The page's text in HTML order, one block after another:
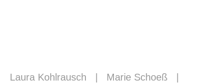
Laura Kohlrausch Marie Schoeß